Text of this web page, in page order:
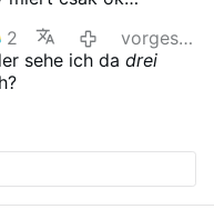
2
vorgestern
sehe ich dadrei